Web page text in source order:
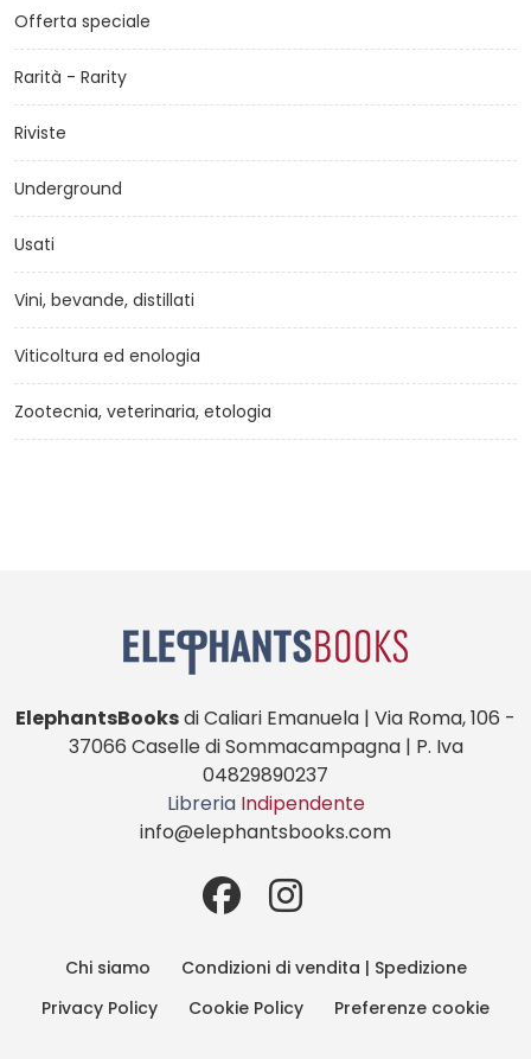
Offerta speciale
Rarità - Rarity
Riviste
Underground
Usati
Vini, bevande, distillati
Viticoltura ed enologia
Zootecnia, veterinaria, etologia
ElephantsBooksdi Caliari Emanuela | Via Roma, 106 -
37066 Caselle di Sommacampagna | P. Iva
04829890237
Libreria Indipendente
info@elephantsbooks.com
Chi siamo
Condizioni di vendita | Spedizione
Privacy Policy
Cookie Policy Preferenze cookie